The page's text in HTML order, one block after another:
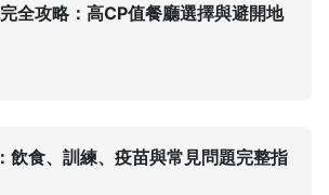
全攻略：高CP值餐廳選擇與避開地
飲食、訓練、疫苗與常見問題完整指